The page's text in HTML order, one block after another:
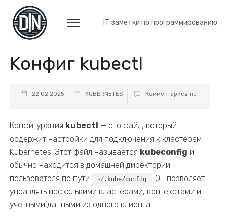
IT заметки по программированию
Kонфиг kubectl
22.02.2025 KUBERNETES Комментариев нет
Конфигурация kubectl — это файл, который
содержит настройки для подключения к кластерам
Kubernetes. Этот файл называется kubeconfig и
обычно находится в домашней директории
пользователя по пути
~/.kube/config
. Он позволяет
управлять несколькими кластерами, контекстами и
учетными данными из одного клиента.